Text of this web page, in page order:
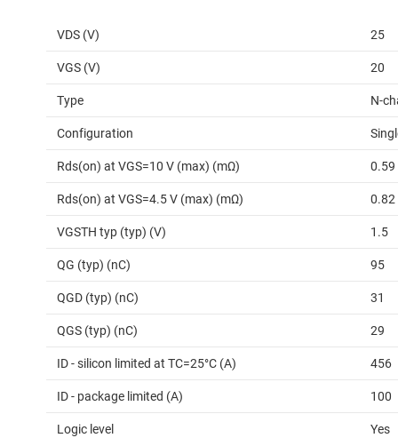
VDS (V) 25
VGS (V) 20
Type N-
Configuration
Rds(on) at VGS=10 V (max) (mΩ) 0.59
Rds(on) at VGS=4.5 V (max) (mΩ) 0.82
VGSTH typ (typ) (V) 1.5
QG (typ) (nC) 95
QGD (typ) (nC) 31
QGS (typ) (nC) 29
ID - silicon limited at TC=25°C (A) 456
ID - package limited (A) 100
Logic level Yes